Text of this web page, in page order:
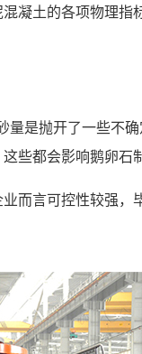
土的各项物理指
是抛开了一些不
些都会影响鹅卵石
言可控性较强，